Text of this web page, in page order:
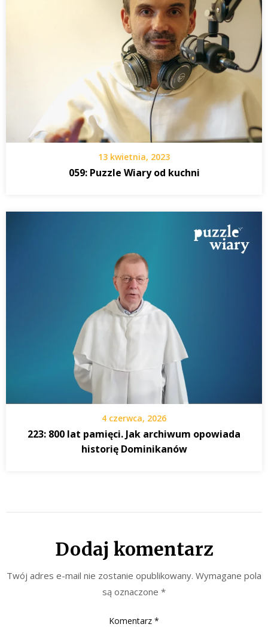
13 kwietnia, 2023
059: Puzzle Wiary od kuchni
4 czerwca, 2026
223: 800 lat pamięci. Jak archiwum opowiada
historię Dominikanów
Dodaj komentarz
Twój adres e-mail nie zostanie opublikowany. Wymagane pola
są oznaczone *
Komentarz *